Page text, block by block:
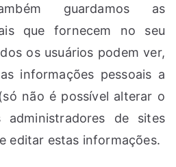
guardamos as
que fornecem no seu
os usuários podem ver,
informações pessoais a
não é possível alterar o
administradores de sites
editar estas informações.